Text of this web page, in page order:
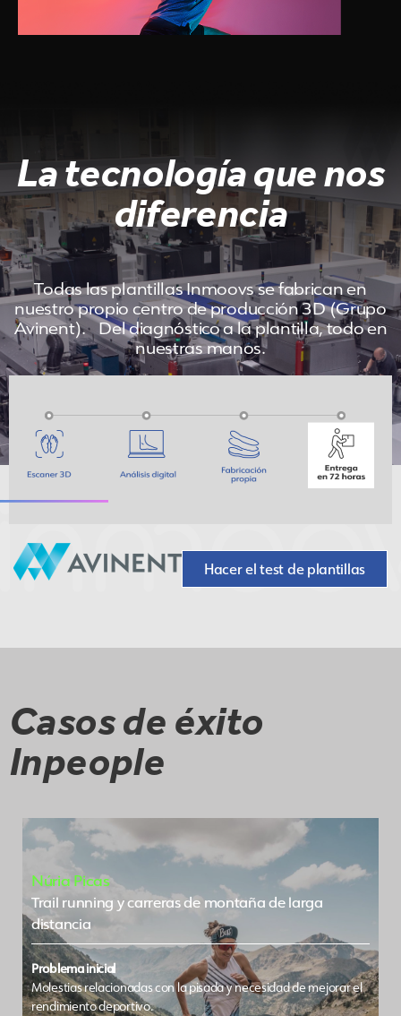
La tecnología que nos
diferencia
Todas las plantillas Inmoovs se fabrican en
nuestro propio centro de producción 3D (Grupo
Avinent). Del diagnóstico a la plantilla, todo en
nuestras manos.
Hacer el test de plantillas
Casos de éxito
Inpeople
Núria Picas
Trail running y carreras de montaña de larga
distancia
Problema inicial
Molestias relacionadas con la pisada y necesidad de mejorar el
rendimiento deportivo.